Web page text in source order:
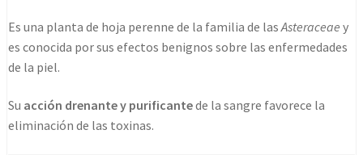
Es una planta de hoja perenne de la familia de las Asteraceae y
es conocida por sus efectos benignos sobre las enfermedades
de la piel.
Su acción drenante y purificantede la sangre favorece la
eliminación de las toxinas.